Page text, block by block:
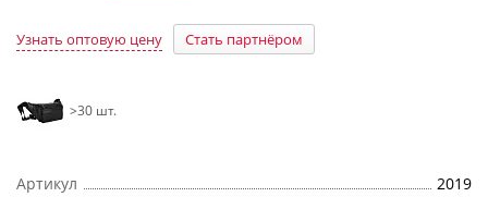
Узнать оптовую цену Стать партнёром
>30 шт.
Артикул
2019